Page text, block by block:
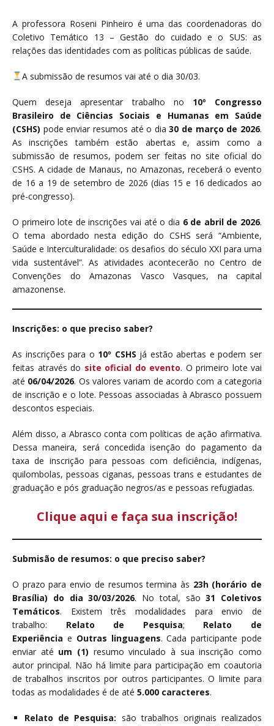
A professora Roseni Pinheiro é uma das coordenadoras do
Coletivo Temático 13 – Gestão do cuidado e o SUS: as
relações das identidades com as políticas públicas de saúde.
A submissão de resumos vai até o dia 30/03.
Quem deseja apresentar trabalho no 10º Congresso
Brasileiro de Ciências Sociais e Humanas em Saúde
(CSHS) pode enviar resumos até o dia30 de março de 2026.
As inscrições também estão abertas e, assim como a
submissão de resumos, podem ser feitas no site oficial do
CSHS. A cidade de Manaus, no Amazonas, receberá o evento
de 16 a 19 de setembro de 2026 (dias 15 e 16 dedicados ao
pré-congresso).
O primeiro lote de inscrições vai até o dia 6 de abril de 2026.
O tema abordado nesta edição do CSHS será “Ambiente,
Saúde e Interculturalidade: os desafios do século XXI para uma
vida sustentável”. As atividades acontecerão no Centro de
Convenções do Amazonas Vasco Vasques, na capital
amazonense.
Inscrições: o que preciso saber?
As inscrições para o 10º CSHS já estão abertas e podem ser
feitas através do site oficial do evento. O primeiro lote vai
até 06/04/2026. Os valores variam de acordo com a categoria
de inscrição e o lote. Pessoas associadas à Abrasco possuem
descontos especiais.
Além disso, a Abrasco conta com políticas de ação afirmativa.
Dessa maneira, será concedida isenção do pagamento da
taxa de inscrição para pessoas com deficiência, indígenas,
quilombolas, pessoas ciganas, pessoas trans e estudantes de
graduação e pós graduação negros/as e pessoas refugiadas.
Clique aqui e faça sua inscrição!
Submisão de resumos: o que preciso saber?
O prazo para envio de resumos termina às 23h (horário de
Brasília) do dia 30/03/2026. No total, são31 Coletivos
Temáticos. Existem três modalidades para envio de
trabalho: Relato de Pesquisa; Relato de
Experiência e Outras linguagens. Cada participante pode
enviar até um (1) resumo vinculado à sua inscrição como
autor principal. Não há limite para participação em coautoria
de trabalhos inscritos por outros participantes. O limite para
todas as modalidades é de até 5.000 caracteres.
Relato de Pesquisa: são trabalhos originais realizados